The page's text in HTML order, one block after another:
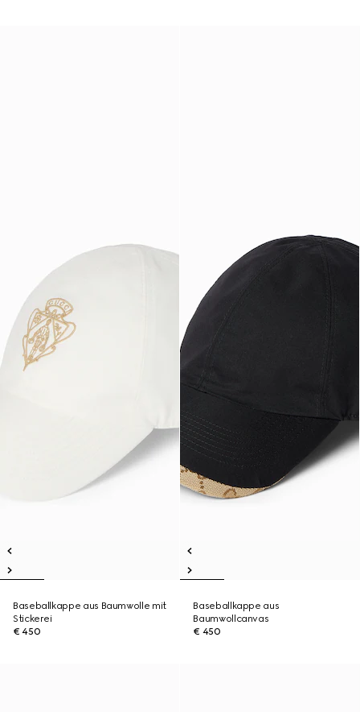
Baseballkappe aus Baumwolle mit
Stickerei
€ 450
Baseballkappe aus
Baumwollcanvas
€ 450